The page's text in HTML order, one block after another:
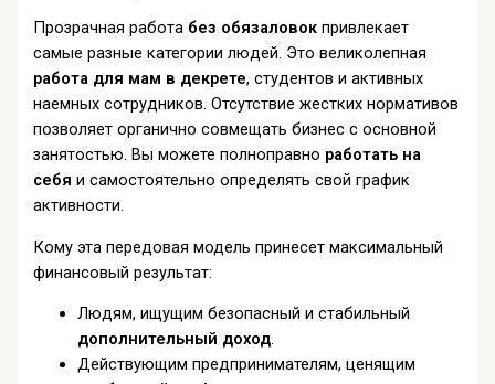
Прозрачная работа без обязаловок привлекает
самые разные категории людей. Это великолепная
работа для мам в декрете, студентов и активных
наемных сотрудников. Отсутствие жестких нормативов
позволяет органично совмещать бизнес с основной
занятостью. Вы можете полноправно работать на
себя и самостоятельно определять свой график
активности.
Кому эта передовая модель принесет максимальный
финансовый результат:
Людям, ищущим безопасный и стабильный
дополнительный доход.
Действующим предпринимателям, ценящим